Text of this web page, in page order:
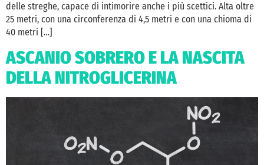
delle streghe, capace di intimorire anche i più scettici. Alta oltre
25 metri, con una circonferenza di 4,5 metri e con una chioma di
40 metri […]
ASCANIO SOBRERO E LA NASCITA
DELLA NITROGLICERINA